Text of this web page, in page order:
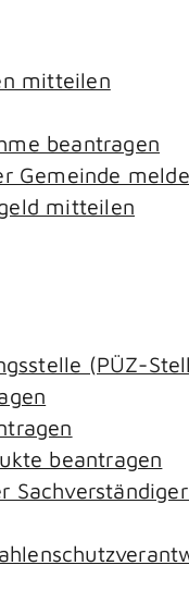
mitteilen
beantragen
Gemeinde
mitteilen
(PÜZ-
beantragen